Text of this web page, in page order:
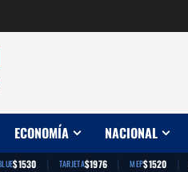
ECONOMÍA NACIONAL
$1530 | TARJETA$1976 | MEP$1520 |